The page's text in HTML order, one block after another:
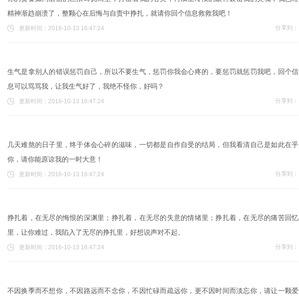
精神渐趋崩溃了，整颗心在后悔与自责中挣扎，就请你回个信息救救我吧！
更新时间：2016-10-13 16:47:24 分享到：
生气是拿别人的错误惩罚自己，所以不要生气，惩罚你我会心疼的，要惩罚就惩罚我吧，回个信
息可以骂骂我，让我生气好了，我绝不怪你，好吗？
更新时间：2016-10-13 16:47:24 分享到：
几天难熬的日子里，终于体会心碎的滋味，一切都是自作自受的结局，但我看清自己是如此在乎
你，请你能原谅我的一时大意！
更新时间：2016-10-13 16:47:24 分享到：
挣扎着，在无尽的悔恨的深渊里；挣扎着，在无尽的失意的情绪里；挣扎着，在无尽的痛苦回忆
里，让你难过，我陷入了无尽的挣扎里，好想说声对不起。
更新时间：2016-10-13 16:47:24 分享到：
不因换季而不想你，不因路远而不念你，不因忙碌而疏远你，更不因时间而淡忘你，请让一颗爱